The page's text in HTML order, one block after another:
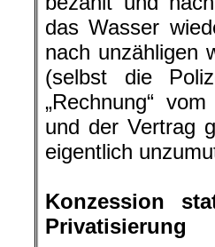
das Wasser
nach unzähligen
(selbst die
„Rechnung“
und der Vertrag
eigentlich
Konzession
Privatisierung